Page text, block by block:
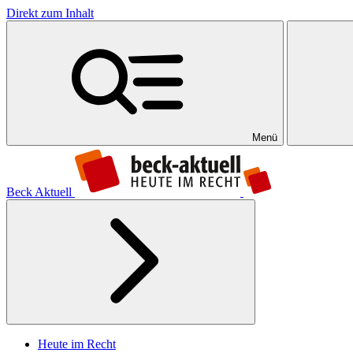
Direkt zum Inhalt
Menü
Beck Aktuell
Heute im Recht